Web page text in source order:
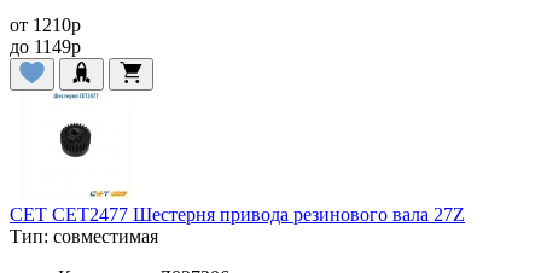
от 1210p
до 1149p
CET CET2477 Шестерня привода резинового вала 27Z
Тип: совместимая